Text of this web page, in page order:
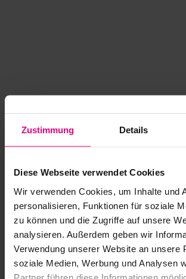
Zustimmung Details
Diese Webseite verwendet Cookies
Wir verwenden Cookies, um Inhalte und
personalisieren, Funktionen für soziale
zu können und die Zugriffe auf unsere
analysieren. Außerdem geben wir
Verwendung unserer Website an unsere
soziale Medien, Werbung und Analysen
Partner führen diese Informationen
Application error: a client-side exception
loading www.kurzwego.de (see the